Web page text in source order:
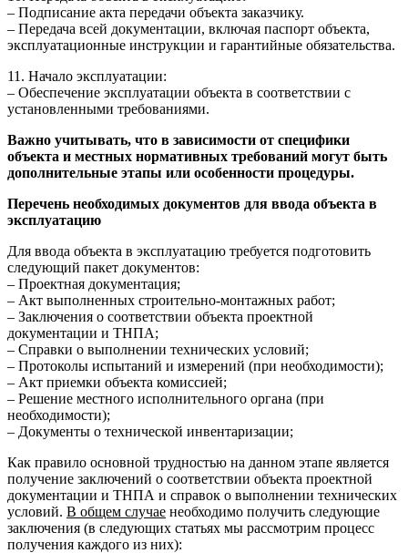
– Подписание акта передачи объекта заказчику.
– Передача всей документации, включая паспорт объекта,
эксплуатационные инструкции и гарантийные обязательства.
11. Начало эксплуатации:
– Обеспечение эксплуатации объекта в соответствии с
установленными требованиями.
Важно учитывать, что в зависимости от специфики
объекта и местных нормативных требований могут быть
дополнительные этапы или особенности процедуры.
Перечень необходимых документов для ввода объекта в
эксплуатацию
Для ввода объекта в эксплуатацию требуется подготовить
следующий пакет документов:
– Проектная документация;
– Акт выполненных строительно-монтажных работ;
– Заключения о соответствии объекта проектной
документации и ТНПА;
– Справки о выполнении технических условий;
– Протоколы испытаний и измерений (при необходимости);
– Акт приемки объекта комиссией;
– Решение местного исполнительного органа (при
необходимости);
– Документы о технической инвентаризации;
Как правило основной трудностью на данном этапе является
получение заключений о соответствии объекта проектной
документации и ТНПА и справок о выполнении технических
условий. В общем случае необходимо получить следующие
заключения (в следующих статьях мы рассмотрим процесс
получения каждого из них):